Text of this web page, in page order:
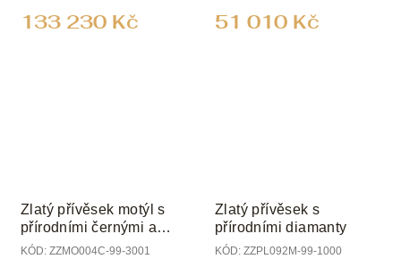
133 230 Kč 51 010 Kč
Zlatý přívěsek motýl s
přírodními černými a
čirými diamanty
KÓD: ZZMO004C-99-3001
Zlatý přívěsek s
přírodními diamanty
KÓD: ZZPL092M-99-1000